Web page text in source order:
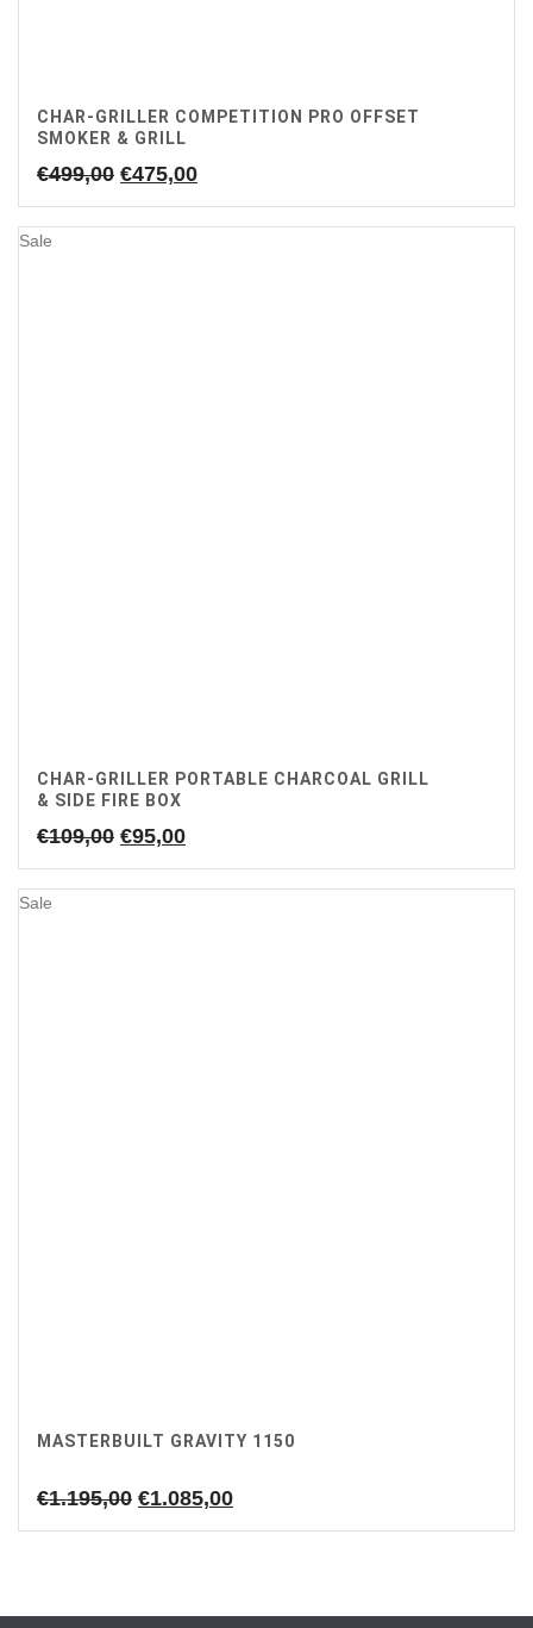
CHAR-GRILLER COMPETITION PRO OFFSET
SMOKER & GRILL
€499,00 Oorspronkelijke
was:
€475,00Huidige
is:
Sale
CHAR-GRILLER PORTABLE CHARCOAL GRILL
& SIDE FIRE BOX
€109,00 Oorspronkelijke
was:
€95,00Huidige
is:
Sale
MASTERBUILT GRAVITY 1150
€1.195,00 Oorspronkelijke
€1.085,00Huidige